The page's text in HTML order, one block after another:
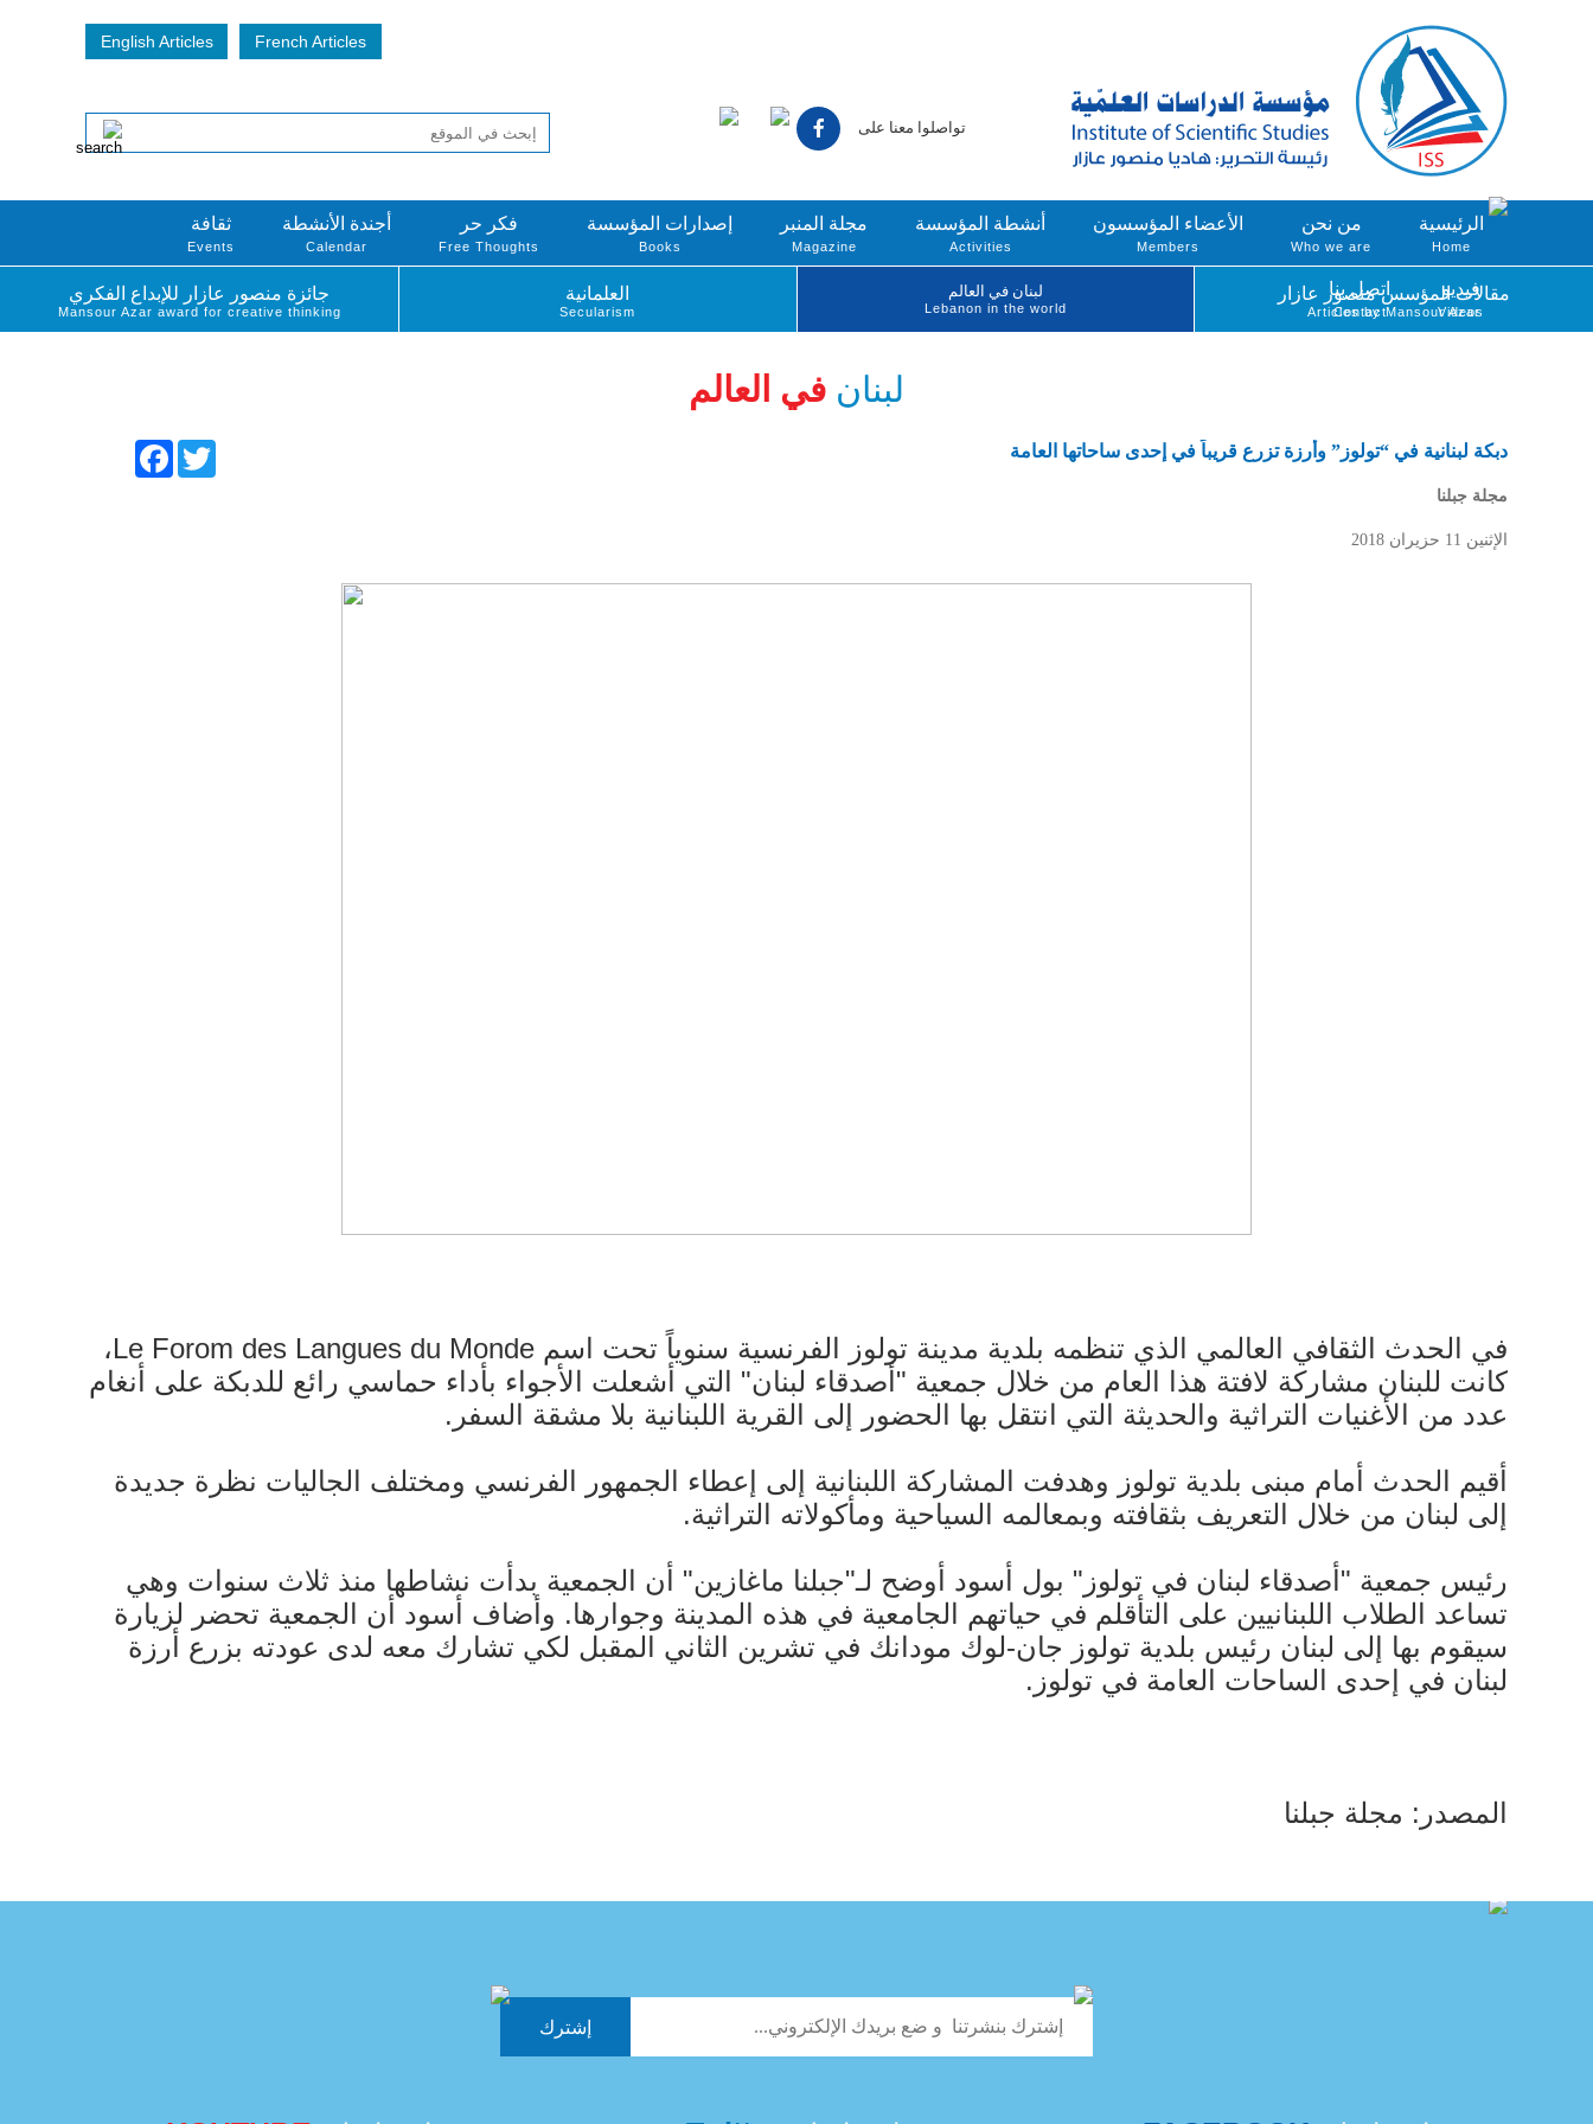
English Articles French Articles
تواصلوا معنا على
الرئيسية
Home
من نحن
Who we are
الأعضاء المؤسسون
Members
أنشطة المؤسسة
Activities
مجلة المنبر
Magazine
إصدارات المؤسسة
Books
فكر حر
Free Thoughts
أجندة الأنشطة
Calendar
ثقافة
Events
فيديو
Videos
اتصل بنا
Contact
مقالات المؤسس منصور عازار
Articles by Mansour Azar
لبنان في العالم
Lebanon in the world
العلمانية
Secularism
جائزة منصور عازار للإبداع الفكري
Mansour Azar award for creative thinking
لبنان في العالم
FacebookTwitter دبكة لبنانية في “تولوز” وأرزة تزرع قريباً في إحدى ساحاتها العامة
مجلة جبلنا
الإثنين 11 حزيران 2018
في الحدث الثقافي العالمي الذي تنظمه بلدية مدينة تولوز الفرنسية سنوياً تحت اسم Le Forom des Langues du Monde،
كانت للبنان مشاركة لافتة هذا العام من خلال جمعية "أصدقاء لبنان" التي أشعلت الأجواء بأداء حماسي رائع للدبكة على أنغام
عدد من الأغنيات التراثية والحديثة التي انتقل بها الحضور إلى القرية اللبنانية بلا مشقة السفر.
أقيم الحدث أمام مبنى بلدية تولوز وهدفت المشاركة اللبنانية إلى إعطاء الجمهور الفرنسي ومختلف الجاليات نظرة جديدة
إلى لبنان من خلال التعريف بثقافته وبمعالمه السياحية ومأكولاته التراثية.
رئيس جمعية "أصدقاء لبنان في تولوز" بول أسود أوضح لـ"جبلنا ماغازين" أن الجمعية بدأت نشاطها منذ ثلاث سنوات وهي
تساعد الطلاب اللبنانيين على التأقلم في حياتهم الجامعية في هذه المدينة وجوارها. وأضاف أسود أن الجمعية تحضر لزيارة
سيقوم بها إلى لبنان رئيس بلدية تولوز جان-لوك مودانك في تشرين الثاني المقبل لكي تشارك معه لدى عودته بزرع أرزة
لبنان في إحدى الساحات العامة في تولوز.
المصدر: مجلة جبلنا